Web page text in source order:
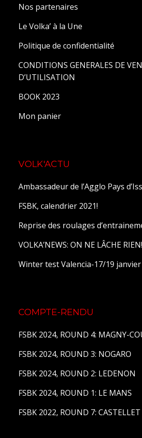
Nos partenaires
Le Volka’ à la Une
Politique de confidentialité
CONDITIONS GENERALES DE
D’UTILISATION
BOOK 2023
Mon panier
VOLK'ACTU
Ambassadeur de l’Agglo Pays
FSBK, calendrier 2021!
Reprise des roulages
VOLKA’NEWS: ON NE LÂCHE RIEN!
Winter test Valencia-17/19 janvier
COMPTE-RENDU
FSBK 2024, ROUND 4: MAGNY-
FSBK 2024, ROUND 3: NOGARO
FSBK 2024, ROUND 2: LEDENON
FSBK 2024, ROUND 1: LE MANS
FSBK 2022, ROUND 7: CASTELLET